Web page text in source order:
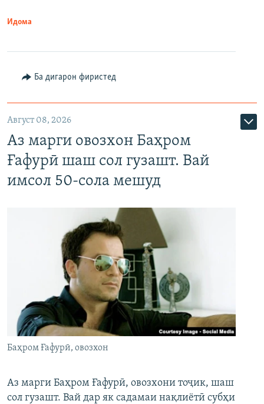
Идома
Ба дигарон фиристед
Август 08, 2026
Аз марги овозхон Баҳром
Ғафурӣ шаш сол гузашт. Вай
имсол 50-сола мешуд
Баҳром Ғафурӣ, овозхон
Аз марги Баҳром Ғафурӣ, овозхони тоҷик, шаш
сол гузашт. Вай дар як садамаи нақлиётӣ субҳи